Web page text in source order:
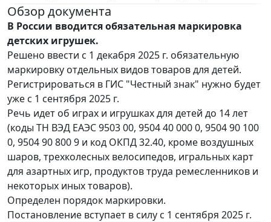
Обзор документа
В России вводится обязательная маркировка
детских игрушек.
Решено ввести с 1 декабря 2025 г. обязательную
маркировку отдельных видов товаров для детей.
Регистрироваться в ГИС "Честный знак" нужно будет
уже с 1 сентября 2025 г.
Речь идет об играх и игрушках для детей до 14 лет
(коды ТН ВЭД ЕАЭС 9503 00, 9504 40 000 0, 9504 90 100
0, 9504 90 800 9 и код ОКПД 32.40, кроме воздушных
шаров, трехколесных велосипедов, игральных карт
для азартных игр, продуктов труда ремесленников и
некоторых иных товаров).
Определен порядок маркировки.
Постановление вступает в силу с 1 сентября 2025 г.